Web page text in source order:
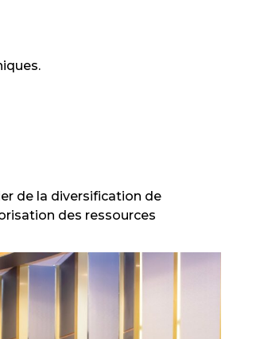
de la diversification de
des ressources